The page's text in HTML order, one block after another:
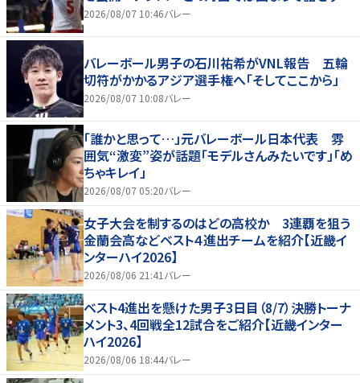
2026/08/07 10:46バレー
バレーボール男子の石川祐希がVNL報告 五輪
切符がかかるアジア選手権へ「そしてここから」
2026/08/07 10:08バレー
「誰かと思って…」元バレーボール日本代表 雰
囲気“激変”姿が話題「モデルさんみたいです」「め
ちゃキレイ」
2026/08/07 05:20バレー
女子大会を制するのはどの高校か 3連覇を狙う
金蘭会高などベスト４進出チームを紹介【近畿イ
ンターハイ2026】
2026/08/06 21:41 バレー
ベスト4進出を懸けた男子3日目（8/7）決勝トーナ
メント3、4回戦全12試合をご紹介【近畿インター
ハイ2026】
2026/08/06 18:44バレー